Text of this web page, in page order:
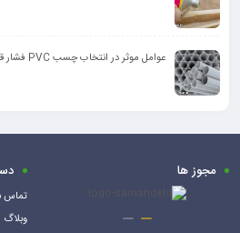
عوامل موثر در انتخاب چسب PVC فشار قوی چیست؟
مجوز ها
تماس
وبلاگ